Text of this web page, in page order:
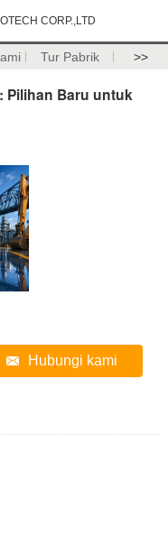
CORP.,LTD
Tur Pabrik >>
Pilihan Baru untuk
Hubungi kami